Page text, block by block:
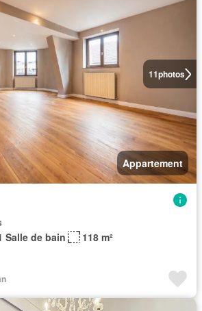
11photos
Appartement
Salle de bain
118 m²